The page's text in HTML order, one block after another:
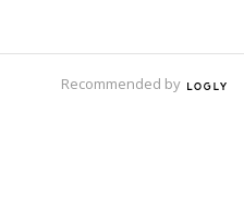
Recommended by